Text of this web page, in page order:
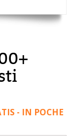
- IN POCHE